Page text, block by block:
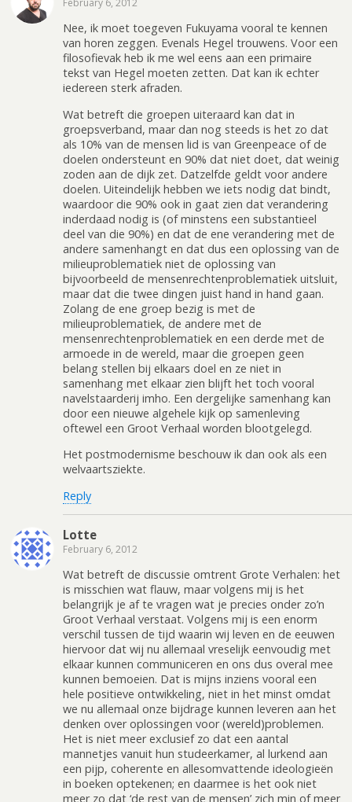
February 6, 2012
Nee, ik moet toegeven Fukuyama vooral te kennen
van horen zeggen. Evenals Hegel trouwens. Voor een
filosofievak heb ik me wel eens aan een primaire
tekst van Hegel moeten zetten. Dat kan ik echter
iedereen sterk afraden.
Wat betreft die groepen uiteraard kan dat in
groepsverband, maar dan nog steeds is het zo dat
als 10% van de mensen lid is van Greenpeace of de
doelen ondersteunt en 90% dat niet doet, dat weinig
zoden aan de dijk zet. Datzelfde geldt voor andere
doelen. Uiteindelijk hebben we iets nodig dat bindt,
waardoor die 90% ook in gaat zien dat verandering
inderdaad nodig is (of minstens een substantieel
deel van die 90%) en dat de ene verandering met de
andere samenhangt en dat dus een oplossing van de
milieuproblematiek niet de oplossing van
bijvoorbeeld de mensenrechtenproblematiek uitsluit,
maar dat die twee dingen juist hand in hand gaan.
Zolang de ene groep bezig is met de
milieuproblematiek, de andere met de
mensenrechtenproblematiek en een derde met de
armoede in de wereld, maar die groepen geen
belang stellen bij elkaars doel en ze niet in
samenhang met elkaar zien blijft het toch vooral
navelstaarderij imho. Een dergelijke samenhang kan
door een nieuwe algehele kijk op samenleving
oftewel een Groot Verhaal worden blootgelegd.
Het postmodernisme beschouw ik dan ook als een
welvaartsziekte.
Reply
Lotte
February 6, 2012
Wat betreft de discussie omtrent Grote Verhalen: het
is misschien wat flauw, maar volgens mij is het
belangrijk je af te vragen wat je precies onder zo’n
Groot Verhaal verstaat. Volgens mij is een enorm
verschil tussen de tijd waarin wij leven en de eeuwen
hiervoor dat wij nu allemaal vreselijk eenvoudig met
elkaar kunnen communiceren en ons dus overal mee
kunnen bemoeien. Dat is mijns inziens vooral een
hele positieve ontwikkeling, niet in het minst omdat
we nu allemaal onze bijdrage kunnen leveren aan het
denken over oplossingen voor (wereld)problemen.
Het is niet meer exclusief zo dat een aantal
mannetjes vanuit hun studeerkamer, al lurkend aan
een pijp, coherente en allesomvattende ideologieën
in boeken optekenen; en daarmee is het ook niet
meer zo dat ‘de rest van de mensen’ zich min of meer